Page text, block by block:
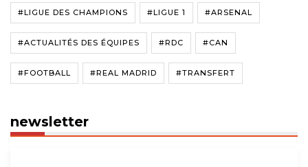
#LIGUE DES CHAMPIONS #LIGUE 1 #ARSENAL
#ACTUALITÉS DES ÉQUIPES #RDC #CAN
#FOOTBALL #REAL MADRID #TRANSFERT
newsletter